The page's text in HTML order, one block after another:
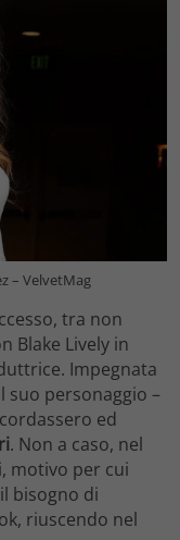
– VelvetMag
tra non
Blake Lively in
Impegnata
suo personaggio –
ed
. Non a caso, nel
motivo per cui
bisogno di
riuscendo nel